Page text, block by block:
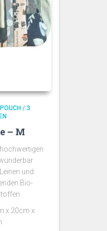
/ 3
– M
und
Bio-
x 20cm x